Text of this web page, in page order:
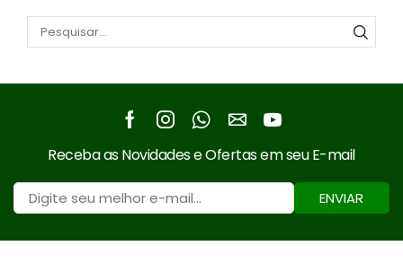
Facebook
Instagram
Whatsapp
EmailYoutube
Receba as Novidades e Ofertas em seu E-mail
ENVIAR